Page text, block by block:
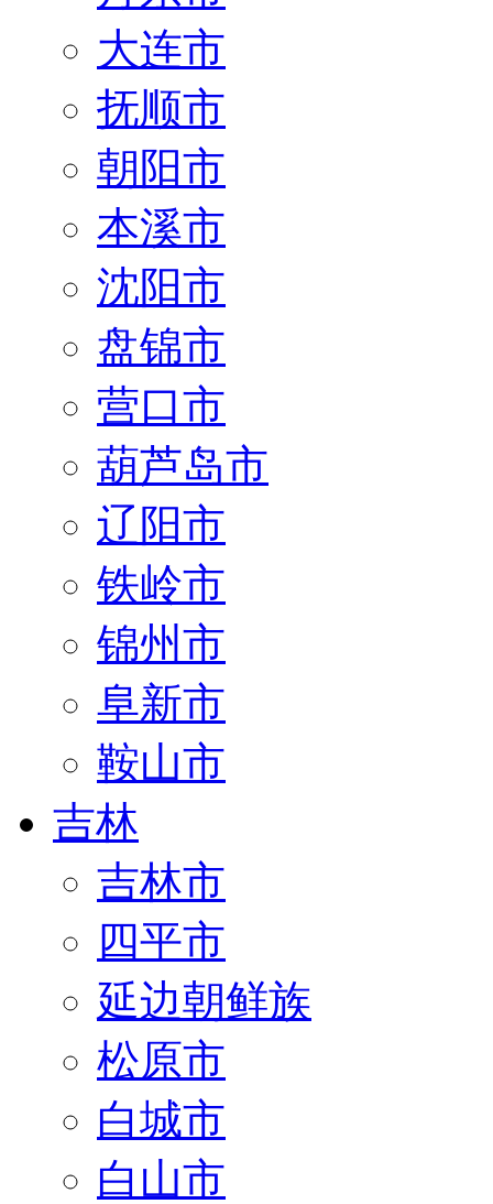
大连市
抚顺市
朝阳市
本溪市
沈阳市
盘锦市
营口市
葫芦岛市
辽阳市
铁岭市
锦州市
阜新市
鞍山市
吉林
吉林市
四平市
延边朝鲜族
松原市
白城市
白山市